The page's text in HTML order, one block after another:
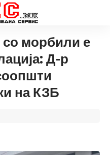
со морбили е
Д-р
на КЗБ